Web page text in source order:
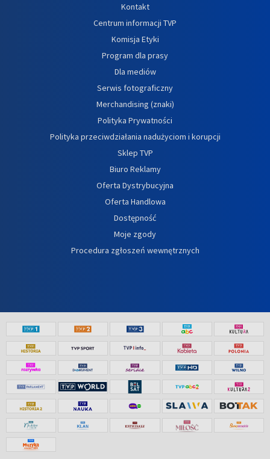
Kontakt
Centrum informacji TVP
Komisja Etyki
Program dla prasy
Dla mediów
Serwis fotograficzny
Merchandising (znaki)
Polityka Prywatności
Polityka przeciwdziałania nadużyciom i korupcji
Sklep TVP
Biuro Reklamy
Oferta Dystrybucyjna
Oferta Handlowa
Dostępność
Moje zgody
Procedura zgłoszeń wewnętrznych